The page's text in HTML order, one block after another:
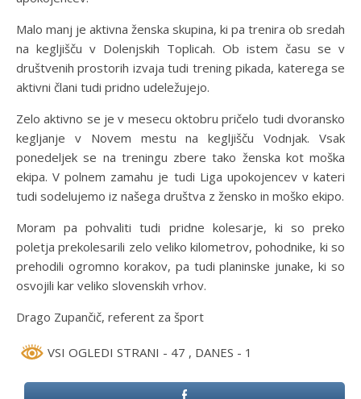
Malo manj je aktivna ženska skupina, ki pa trenira ob sredah
na kegljišču v Dolenjskih Toplicah. Ob istem času se v
društvenih prostorih izvaja tudi trening pikada, katerega se
aktivni člani tudi pridno udeležujejo.
Zelo aktivno se je v mesecu oktobru pričelo tudi dvoransko
kegljanje v Novem mestu na kegljišču Vodnjak. Vsak
ponedeljek se na treningu zbere tako ženska kot moška
ekipa. V polnem zamahu je tudi Liga upokojencev v kateri
tudi sodelujemo iz našega društva z žensko in moško ekipo.
Moram pa pohvaliti tudi pridne kolesarje, ki so preko
poletja prekolesarili zelo veliko kilometrov, pohodnike, ki so
prehodili ogromno korakov, pa tudi planinske junake, ki so
osvojili kar veliko slovenskih vrhov.
Drago Zupančič, referent za šport
VSI OGLEDI STRANI - 47 , DANES - 1